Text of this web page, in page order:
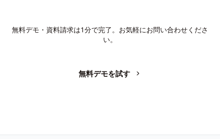
無料デモ・資料請求は1分で完了。お気軽にお問い合わせくださ
い。
無料デモを試す